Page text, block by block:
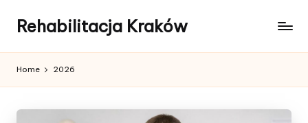
Rehabilitacja Kraków
Home 2026